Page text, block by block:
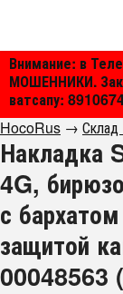
Внимание: в
МОШЕННИКИ.
ватсапу:
HocoRus →
Накладка
4G,
с
защитой
00048563